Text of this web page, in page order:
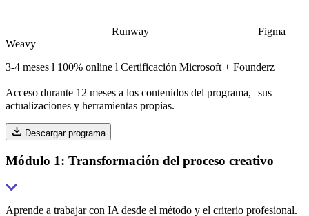
Runway
Figma
Weavy
3-4 meses l 100% online l Certificación Microsoft + Founderz
Acceso durante 12 meses a los contenidos del programa, sus
actualizaciones y herramientas propias.
Descargar programa
Módulo 1: Transformación del proceso creativo
Aprende a trabajar con IA desde el método y el criterio profesional.